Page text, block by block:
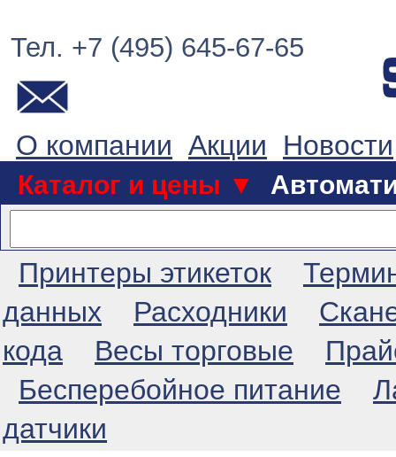
Тел. +7 (495) 645-67-65
О компании Акции Новости
Каталог и цены ▼
Принтеры этикеток
данных
Расходники
кода
Весы торговые
Бесперебойное питание
датчики